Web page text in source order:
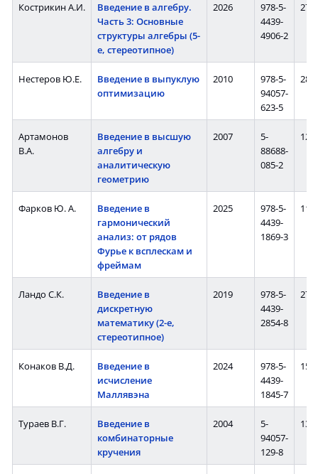
Кострикин А.И.
Введение в алгебру.
Часть 3: Основные
структуры алгебры (5-
е, стереотипное)
2026
978-5-
4439-
4906-2
272
Нестеров Ю.Е.
Введение в выпуклую
оптимизацию
2010
978-5-
94057-
623-5
280
Артамонов
В.А.
Введение в высшую
алгебру и
аналитическую
геометрию
2007
5-
88688-
085-2
128
Фарков Ю. А.
Введение в
гармонический
анализ: от рядов
Фурье к всплескам и
фреймам
2025
978-5-
4439-
1869-3
112
Ландо С.К.
Введение в
дискретную
математику (2-е,
стереотипное)
2019
978-5-
4439-
2854-8
272
Конаков В.Д.
Введение в
исчисление
Маллявэна
2024
978-5-
4439-
1845-7
152
Тураев В.Г.
Введение в
комбинаторные
кручения
2004
5-
94057-
129-8
136